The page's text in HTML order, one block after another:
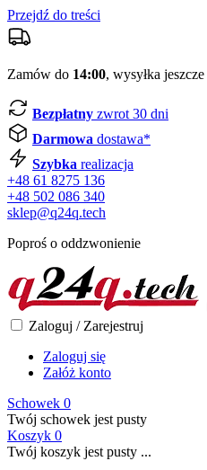
Przejdź do treści
Zamów do 14:00, wysyłka jeszcze
Bezpłatny zwrot 30 dni
Darmowa dostawa*
Szybka realizacja
+48 61 8275 136
+48 502 086 340
sklep@q24q.tech
Poproś o oddzwonienie
Zaloguj / Zarejestruj
Zaloguj się
Załóż konto
Schowek 0
Twój schowek jest pusty
Koszyk 0
Twój koszyk jest pusty ...